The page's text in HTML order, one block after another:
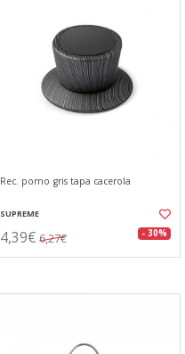
Rec. pomo gris tapa cacerola
SUPREME
4,39€ 6,27€ - 30%